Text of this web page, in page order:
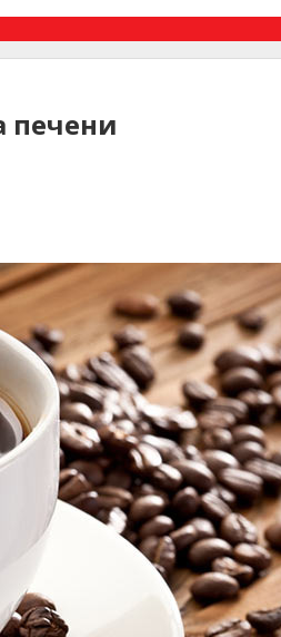
печени